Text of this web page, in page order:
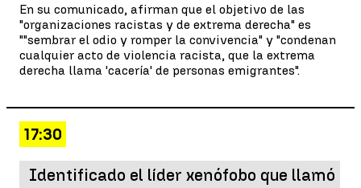
En su comunicado, afirman que el objetivo de las
"organizaciones racistas y de extrema derecha" es
""sembrar el odio y romper la convivencia" y "condenan
cualquier acto de violencia racista, que la extrema
derecha llama 'cacería' de personas emigrantes".
17:30
Identificado el líder xenófobo que llamó